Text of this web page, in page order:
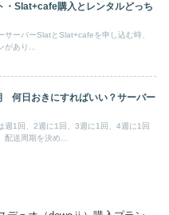
・Slat+cafe購入とレンタルどっち
サーバーSlatとSlat+cafeを申し込む時、
があり...
何日おきにすればいい？サーバー
週1回、2週に1回、3週に1回、4週に1回
配送周期を決め...